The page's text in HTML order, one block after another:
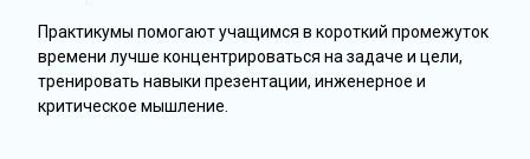
Практикумы помогают учащимся в короткий промежуток
времени лучше концентрироваться на задаче и цели,
тренировать навыки презентации, инженерное и
критическое мышление.